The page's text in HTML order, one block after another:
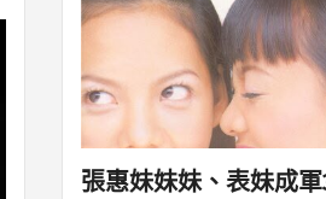
張惠妹妹妹、表妹成